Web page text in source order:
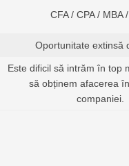
CFA / CPA / MBA
Oportunitate extinsă
Este dificil să intrăm în top
să obținem afacerea
companiei.